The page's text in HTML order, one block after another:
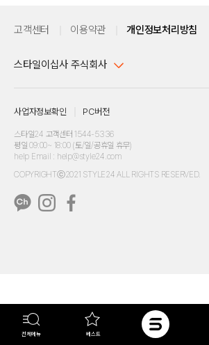
고객센터 이용약관 개인정보처리방침
스타일이십사 주식회사
주소 : 서울시 강남구 논현로 633, 6층 (논현동, 한세엠케이빌딩)
사업자등록번호 : 116-81-32499
통신판매업신고번호 : 제 2024-서울강남-04239
개인정보보호책임자 : 배기영
고객센터 1544-5336(평일 09:00~ 18:00 토/일/공휴일 휴무)
사업자정보확인 PC버전
스타일24 고객센터 1544-5336
평일 09:00~ 18:00 (토/일/공휴일 휴무)
help Email : help@style24.com
COPYRIGHTⓒ2021 STYLE24 ALL RIGHTS RESERVED.